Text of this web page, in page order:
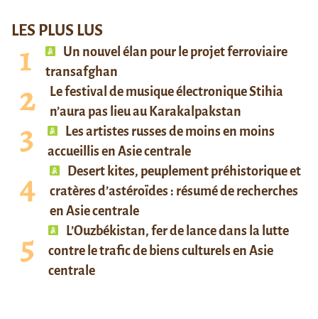
LES PLUS LUS
Un nouvel élan pour le projet ferroviaire
transafghan
Le festival de musique électronique Stihia
n’aura pas lieu au Karakalpakstan
Les artistes russes de moins en moins
accueillis en Asie centrale
Desert kites, peuplement préhistorique et
cratères d’astéroïdes : résumé de recherches
en Asie centrale
L’Ouzbékistan, fer de lance dans la lutte
contre le trafic de biens culturels en Asie
centrale